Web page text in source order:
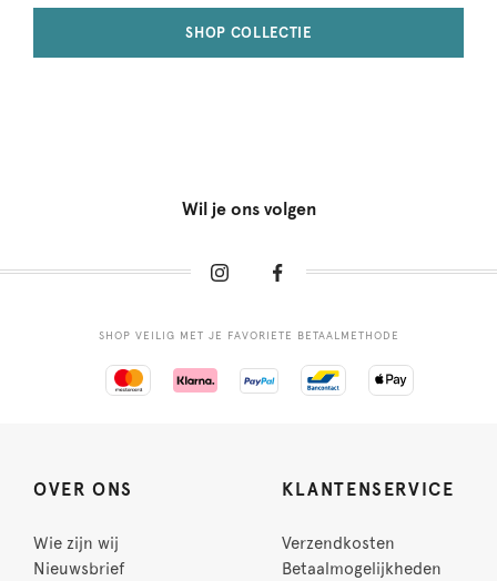
SHOP COLLECTIE
Wil je ons volgen
SHOP VEILIG MET JE FAVORIETE BETAALMETHODE
OVER ONS
Wie zijn wij
Nieuwsbrief
KLANTENSERVICE
Verzendkosten
Betaalmogelijkheden